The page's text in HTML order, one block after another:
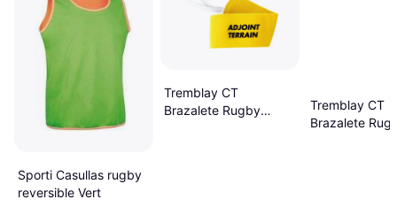
Sporti Casullas rugby
reversible Vert
Tremblay CT
Brazalete Rugby
Tremblay CT
Brazalete